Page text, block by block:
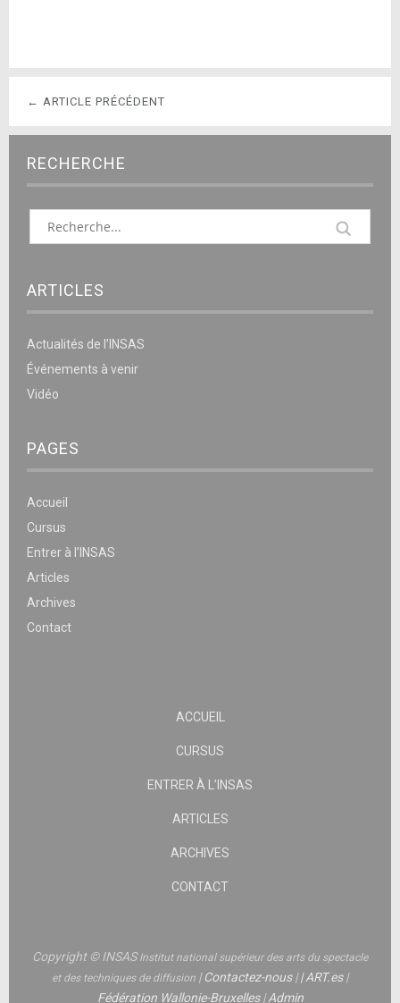
← ARTICLE PRÉCÉDENT
RECHERCHE
ARTICLES
Actualités de l’INSAS
Événements à venir
Vidéo
PAGES
Accueil
Cursus
Entrer à l’INSAS
Articles
Archives
Contact
ACCUEIL
CURSUS
ENTRER À L’INSAS
ARTICLES
ARCHIVES
CONTACT
Copyright © INSASInstitut national supérieur des arts du spectacle
et des techniques de diffusion |Contactez-nous||ART.es|
Fédération Wallonie-Bruxelles|Admin